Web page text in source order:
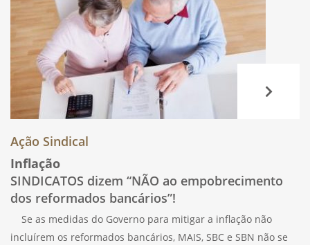
Ação Sindical
Inflação
SINDICATOS dizem “NÃO ao empobrecimento
dos reformados bancários”!
Se as medidas do Governo para mitigar a inflação não
incluírem os reformados bancários, MAIS, SBC e SBN não se